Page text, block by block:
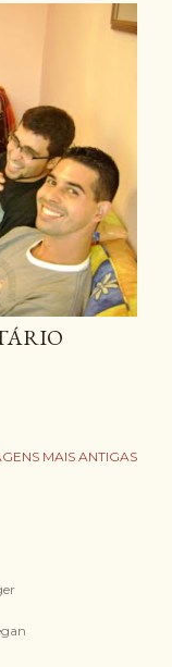
MAIS ANTIGAS